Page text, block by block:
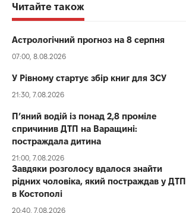
Читайте також
Астрологічний прогноз на 8 серпня
07:00, 8.08.2026
У Рівному стартує збір книг для ЗСУ
21:30, 7.08.2026
П’яний водій із понад 2,8 проміле
спричинив ДТП на Варащині:
постраждала дитина
21:00, 7.08.2026
Завдяки розголосу вдалося знайти
рідних чоловіка, який постраждав у ДТП
в Костополі
20:40, 7.08.2026